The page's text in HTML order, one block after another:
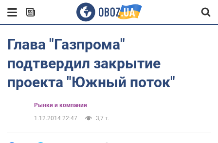
Глава "Газпрома"
подтвердил закрытие
проекта "Южный поток"
Рынки и компании
1.12.2014 22:47
3,7 т.